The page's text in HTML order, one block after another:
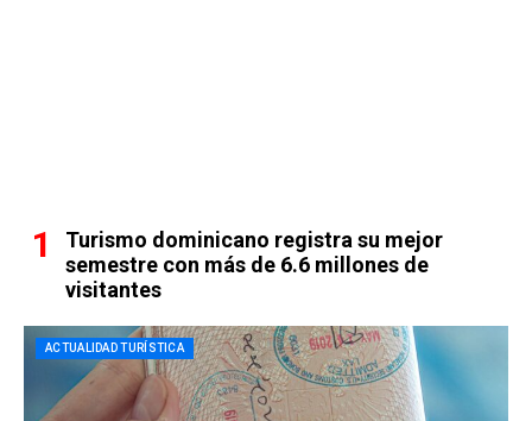
Turismo dominicano registra su mejor
semestre con más de 6.6 millones de
visitantes
ACTUALIDAD TURÍSTICA